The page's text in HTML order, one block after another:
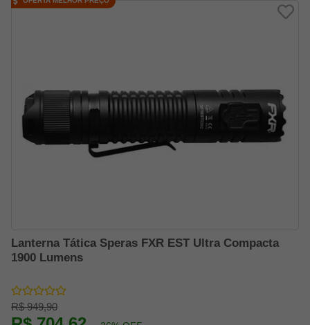
Lanterna Tática Speras FXR EST Ultra Compacta
1900 Lumens
R$ 949,90